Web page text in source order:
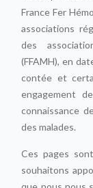
Vous qui êtes
France Fer
associations
des
(FFAMH), en
contée et
engagement
connaissance
Ces pages
souhaitons